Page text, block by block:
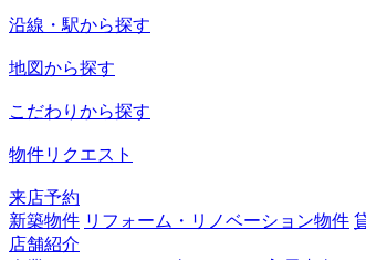
沿線・駅から探す
地図から探す
こだわり から探す
物件リクエスト
来店予約
新築物件 リフォーム・ リノベーション物件
店舗紹介